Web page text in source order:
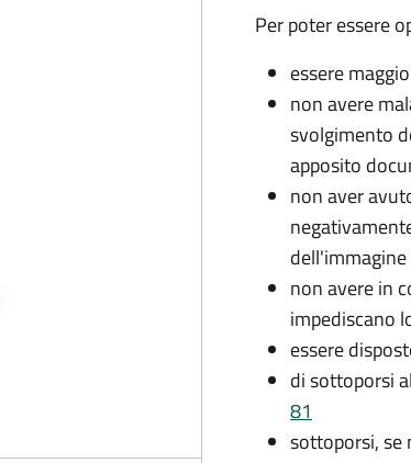
Per poter essere
essere
non avere
svolgimento
apposito
non aver
non avere in
impediscano
essere
di sottoporsi
81
sottoporsi, se